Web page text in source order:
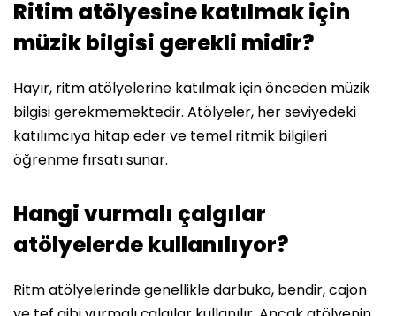
Ritim atölyesine katılmak için
müzik bilgisi gerekli midir?
Hayır, ritm atölyelerine katılmak için önceden müzik
bilgisi gerekmemektedir. Atölyeler, her seviyedeki
katılımcıya hitap eder ve temel ritmik bilgileri
öğrenme fırsatı sunar.
Hangi vurmalı çalgılar
atölyelerde kullanılıyor?
Ritm atölyelerinde genellikle darbuka, bendir, cajon